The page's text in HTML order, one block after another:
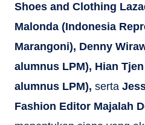
Shoes and Clothing
Malonda (Indonesia
Marangoni), Denny
alumnus LPM), Hian
alumnus LPM), serta
Fashion Editor Majalah